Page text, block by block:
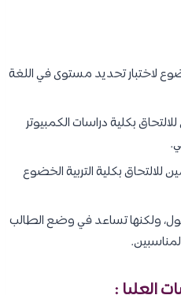
لاختبار تحديد مستوى في اللغة
بكلية دراسات الكمبيوتر
بكلية التربية الخضوع
القبول، ولكنها تساعد في وضع الطالب